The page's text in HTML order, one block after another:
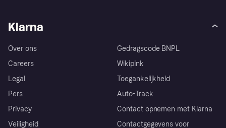
Klarna
Over ons
Careers
Legal
Pers
Privacy
Veiligheid
Gedragscode BNPL
Wikipink
Toegankelijkheid
Auto-Track
Contact opnemen met Klarna
Contactgegevens voor